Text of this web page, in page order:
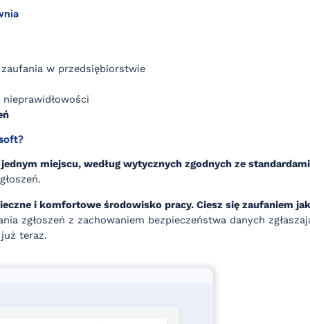
w przedsiębiorstwie
miejscu, według wytycznych zgodnych ze
i komfortowe środowisko pracy. Ciesz się zaufaniem
zgłoszeń z zachowaniem bezpieczeństwa danych
teraz.